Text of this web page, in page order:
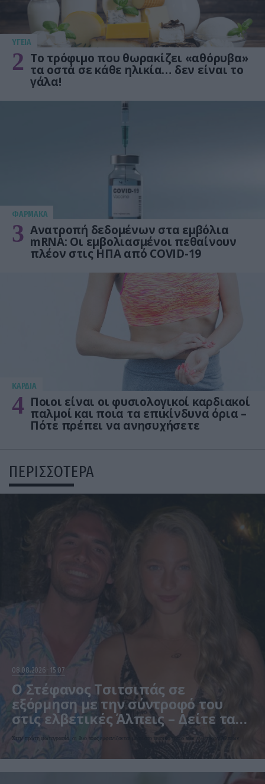
ΥΓΕΙΑ
2 Το τρόφιμο που θωρακίζει «αθόρυβα»
τα οστά σε κάθε ηλικία… δεν είναι το
γάλα!
ΦΑΡΜΑΚΑ
3 Ανατροπή δεδομένων στα εμβόλια
mRNA: Οι εμβολιασμένοι πεθαίνουν
πλέον στις ΗΠΑ από COVID-19
KΑΡΔΙΑ
4 Ποιοι είναι οι φυσιολογικοί καρδιακοί
παλμοί και ποια τα επικίνδυνα όρια –
Πότε πρέπει να ανησυχήσετε
ΠΕΡΙΣΣΟΤΕΡΑ
08.08.2026 15:07
Ο Στέφανος Τσιτσιπάς σε
εξόρμηση με την σύντροφό του
στις ελβετικές Άλπεις – Δείτε τα
τρυφερά στιγμιότυπα
Στην πρώτη φωτογραφία, οι δυο τους εμφανίζονται μέσα στο φυσικό τοπίο των ελβετικών Άλπεων